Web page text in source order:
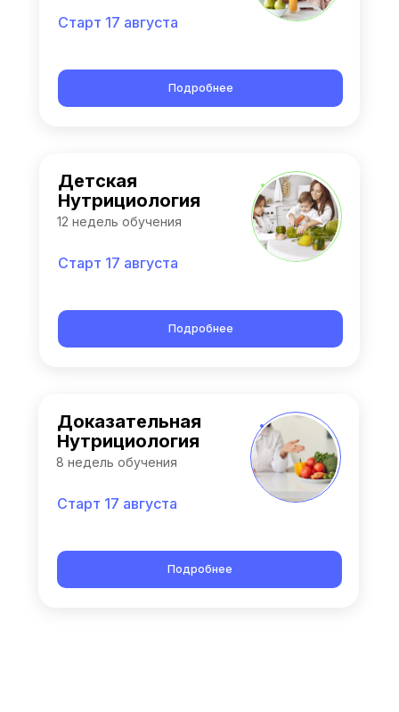
Доказательная
Нутрициология
Старт 17 августа
Подробнее
8 недель обучения
Детская
Нутрициология
Старт 17 августа
Подробнее
12 недель обучения
Старт 17 августа
Подробнее